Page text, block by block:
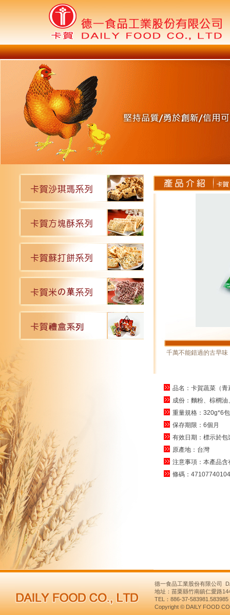
千萬不能錯過的古早
品名：卡賀蔬菜（青
成份：麵粉、棕櫚
重量規格：320g*6
保存期限：6個月
有效日期：標示於
原產地：台灣
注意事項：本產品
條碼：
德一食品工業股份有限公司
地址：苗栗縣竹南鎮仁愛路
TEL：886-37-
Copyright © DAILY FOOD